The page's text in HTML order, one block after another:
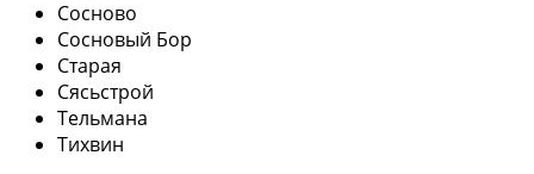
Сосново
Сосновый Бор
Старая
Сясьстрой
Тельмана
Тихвин